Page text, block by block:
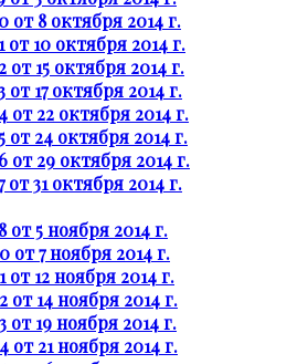
от 8 октября 2014 г.
от 10 октября 2014 г.
от 15 октября 2014 г.
от 17 октября 2014 г.
от 22 октября 2014 г.
от 24 октября 2014 г.
от 29 октября 2014 г.
от 31 октября 2014 г.
от 5 ноября 2014 г.
от 7 ноября 2014 г.
от 12 ноября 2014 г.
от 14 ноября 2014 г.
от 19 ноября 2014 г.
от 21 ноября 2014 г.